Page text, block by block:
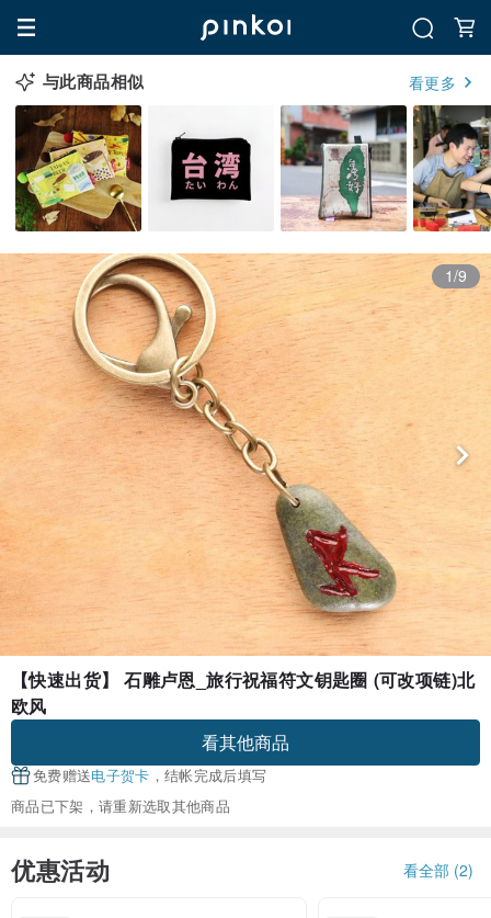
与此商品相似 看更多
1/9
【快速出货】 石雕卢恩_旅行祝福符文钥匙圈 (可改项链)北
欧风
看其他商品
免费赠送电子贺卡 ，结帐完成后填写
商品已下架，请重新选取其他商品
优惠活动 看全部 (2)